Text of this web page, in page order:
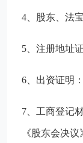
4、股东、法
5、注册地址
6、出资证明
7、工商登记
《股东会决